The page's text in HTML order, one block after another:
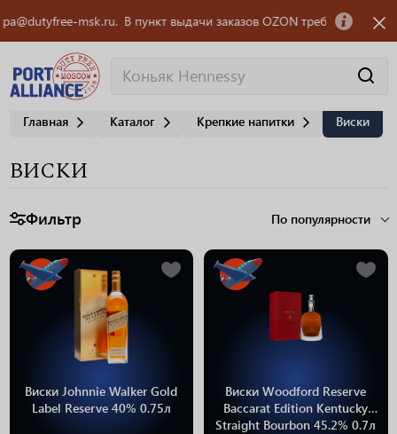
В пункт выдачи заказов OZON требуется сотрудник!
Главная Каталог Крепкие напитки Виски
ВИСКИ
Фильтр По популярности
Виски Johnnie Walker Gold
Label Reserve 40% 0.75л
Виски Woodford Reserve
Baccarat Edition Kentucky
Straight Bourbon 45.2% 0.7л